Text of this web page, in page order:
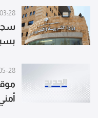
03:28
28